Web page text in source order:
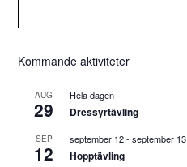
Kommande aktiviteter
AUG
29
Hela dagen
Dressyrtävling
SEP
12
september 12-september 13
Hopptävling